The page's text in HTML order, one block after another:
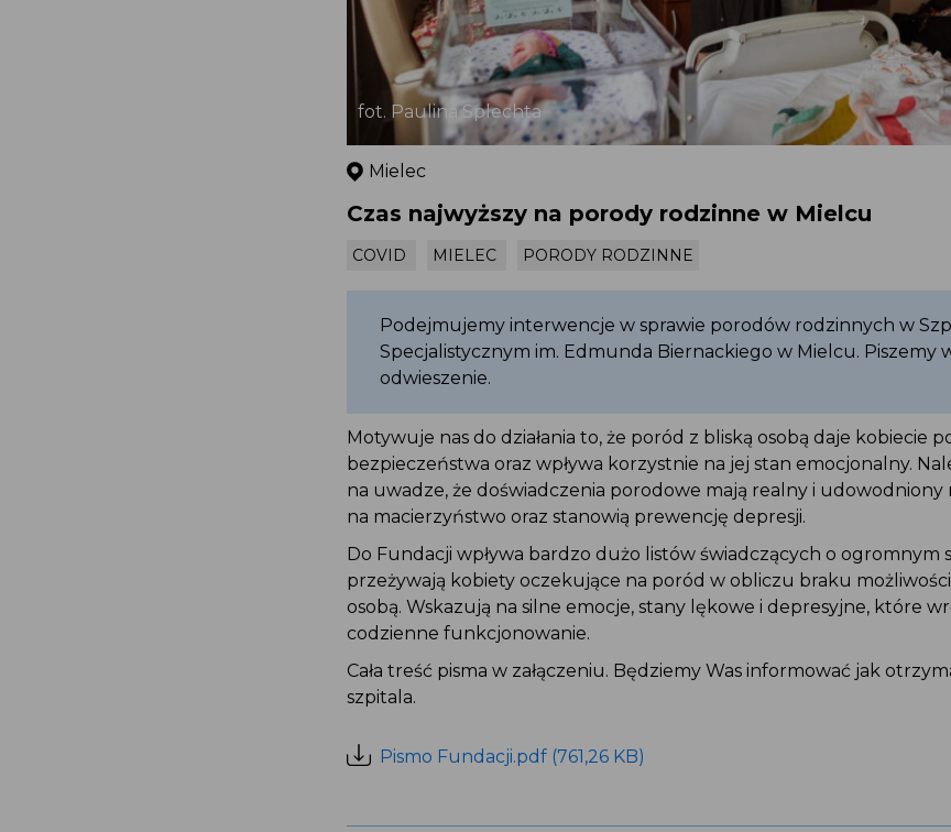
fot. Paulina Splechta
Mielec
Czas najwyższy na porody rodzinne w Mielcu
COVID MIELEC PORODY RODZINNE
Podejmujemy interwencje w sprawie porodów rodzinnych w
Specjalistycznym im. Edmunda Biernackiego w Mielcu. Piszemy
odwieszenie.
Motywuje nas do działania to, że poród z bliską osobą daje kobiecie
bezpieczeństwa oraz wpływa korzystnie na jej stan emocjonalny.
na uwadze, że doświadczenia porodowe mają realny i udowodniony
na macierzyństwo oraz stanowią prewencję depresji.
Do Fundacji wpływa bardzo dużo listów świadczących o ogromnym
przeżywają kobiety oczekujące na poród w obliczu braku
osobą. Wskazują na silne emocje, stany lękowe i depresyjne, które
codzienne funkcjonowanie.
Cała treść pisma w załączeniu. Będziemy Was informować jak
szpitala.
Pismo Fundacji.pdf (761,26 KB)